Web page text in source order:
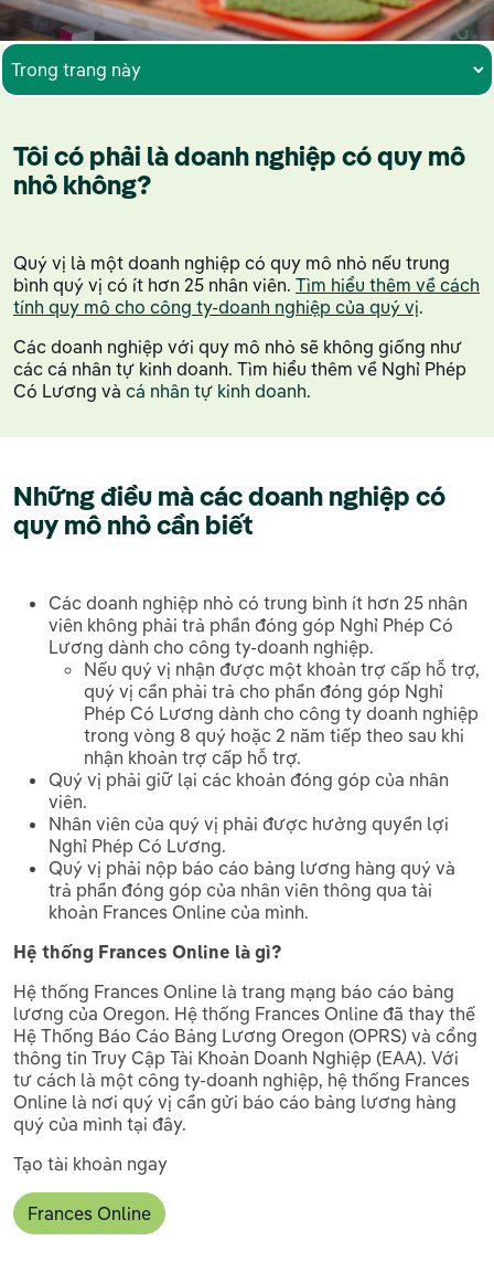
Tôi có phải là doanh nghiệp có quy mô
nhỏ không?
Quý vị là một doanh nghiệp có quy mô nhỏ nếu trung
bình quý vị có ít hơn 25 nhân viên. Tìm hiểu thêm về cách
tính quy mô cho công ty-doanh nghiệp của quý vị.
Các doanh nghiệp với quy mô nhỏ sẽ không giống như
các cá nhân tự kinh doanh. Tìm hiểu thêm về Nghỉ Phép
Có Lương và cá nhân tự kinh doanh.
Những điều mà các doanh nghiệp có
quy mô nhỏ cần biết
Các doanh nghiệp nhỏ có trung bình ít hơn 25 nhân
viên không phải trả phần đóng góp Nghỉ Phép Có
Lương dành cho công ty-doanh nghiệp.
Nếu quý vị nhận được một khoản trợ cấp hỗ trợ,
quý vị cần phải trả cho phần đóng góp Nghỉ
Phép Có Lương dành cho công ty doanh nghiệp
trong vòng 8 quý hoặc 2 năm tiếp theo sau khi
nhận khoản trợ cấp hỗ trợ.
Quý vị phải giữ lại các khoản đóng góp của nhân
viên.
Nhân viên của quý vị phải được hưởng quyền lợi
Nghỉ Phép Có Lương.
Quý vị phải nộp báo cáo bảng lương hàng quý và
trả phần đóng góp của nhân viên thông qua tài
khoản Frances Online của mình.
Hệ thống Frances Online là gì?
Hệ thống Frances Online là trang mạng báo cáo bảng
lương của Oregon. Hệ thống Frances Online đã thay thế
Hệ Thống Báo Cáo Bảng Lương Oregon (OPRS) và cổng
thông tin Truy Cập Tài Khoản Doanh Nghiệp (EAA). Với
tư cách là một công ty-doanh nghiệp, hệ thống Frances
Online là nơi quý vị cần gửi báo cáo bảng lương hàng
quý của mình tại đây.
Tạo tài khoản ngay
Frances Online